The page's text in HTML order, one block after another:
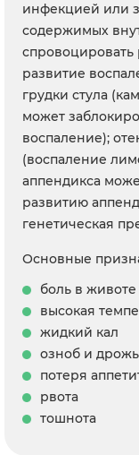
инфекцией или
содержимых
развитие
грудки стула
может
воспаление);
(воспаление
аппендикса
развитию
генетическая
Основные
боль в животе
высокая
жидкий кал
озноб и дрожь
потеря
рвота
тошнота